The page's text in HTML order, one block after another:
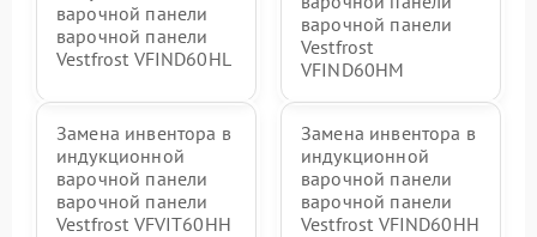
варочной панели
варочной панели
Vestfrost VFIND60HL
варочной панели
Vestfrost
VFIND60HM
Замена инвентора в
индукционной
варочной панели
варочной панели
Vestfrost VFVIT60HH
Замена инвентора в
индукционной
варочной панели
варочной панели
Vestfrost VFIND60HH